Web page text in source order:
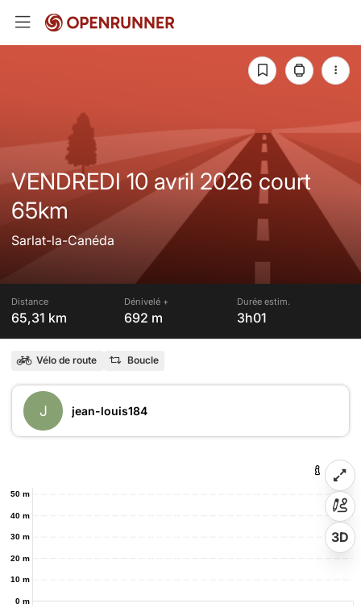
VENDREDI 10 avril 2026 court
65km
Sarlat-la-Canéda
Distance
65,31 km
Dénivelé +
692 m
Durée estim.
3h01
Vélo de route Boucle
J jean-louis184
0 m
10 m
20 m
30 m
40 m
50 m
3D